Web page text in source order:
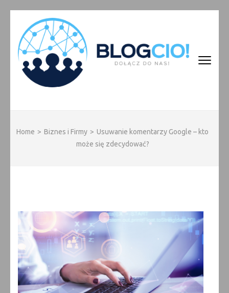
content
(Press
Enter)
Home > Biznes i Firmy > Usuwanie komentarzy Google – kto
może się zdecydować?